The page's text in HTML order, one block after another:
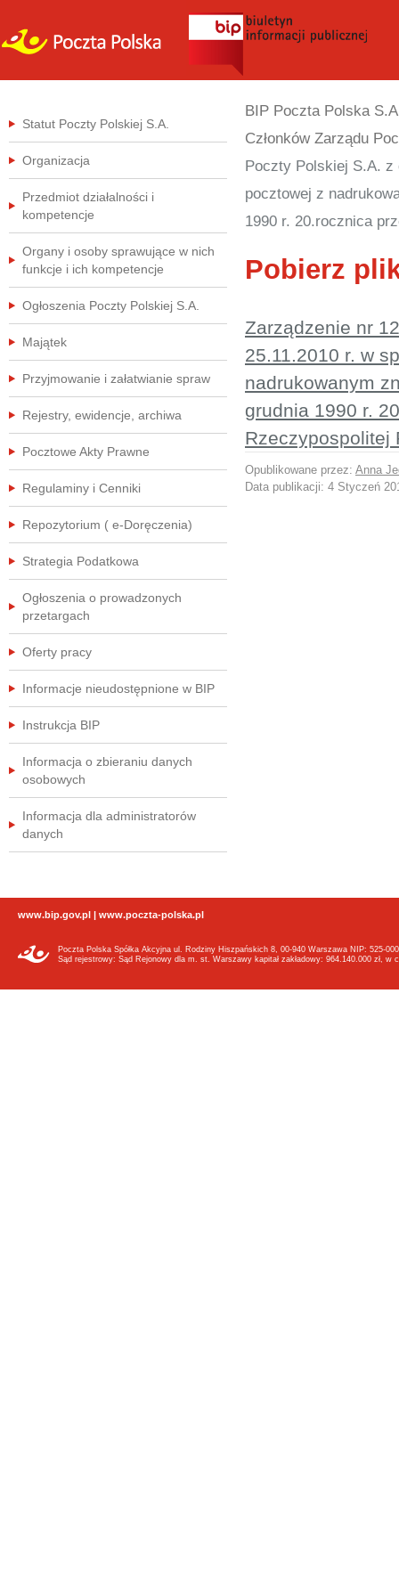
BIP Poczta Polska
Członków Zarządu
Poczty Polskiej S.A. z
pocztowej z
1990 r. 20.rocznica
Pobierz
Zarządzenie nr
25.11.2010 r. w
nadrukowanym
grudnia 1990 r.
Rzeczypospolitej
Opublikowane przez: Anna
Data publikacji: 4 Styczeń
Statut Poczty Polskiej S.A.
Organizacja
Przedmiot działalności i
kompetencje
Organy i osoby sprawujące w nich
funkcje i ich kompetencje
Ogłoszenia Poczty Polskiej S.A.
Majątek
Przyjmowanie i załatwianie spraw
Rejestry, ewidencje, archiwa
Pocztowe Akty Prawne
Regulaminy i Cenniki
Repozytorium ( e-Doręczenia)
Strategia Podatkowa
Ogłoszenia o prowadzonych
przetargach
Oferty pracy
Informacje nieudostępnione w BIP
Instrukcja BIP
Informacja o zbieraniu danych
osobowych
Informacja dla administratorów
danych
www.bip.gov.pl | www.poczta-polska.pl
Poczta Polska Spółka Akcyjna ul. Rodziny Hiszpańskich 8, 00-940 Warszawa NIP: 525-
Sąd rejestrowy: Sąd Rejonowy dla m. st. Warszawy kapitał zakładowy: 964.140.000 zł, w